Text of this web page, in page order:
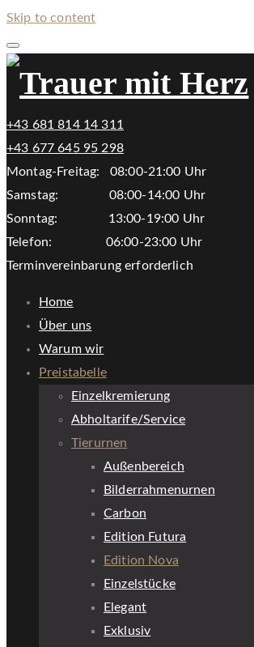
Skip to content
+43 681 814 14 311
+43 677 645 95 298
Montag-Freitag: 08:00-21:00 Uhr
Samstag: 08:00-14:00 Uhr
Sonntag: 13:00-19:00 Uhr
Telefon: 06:00-23:00 Uhr
Terminvereinbarung erforderlich
Home
Über uns
Warum wir
Preistabelle
Einzelkremierung
Abholtarife/Service
Tierurnen
Außenbereich
Bilderrahmenurnen
Carbon
Edition Futura
Edition Nova
Einzelstücke
Elegant
Exklusiv